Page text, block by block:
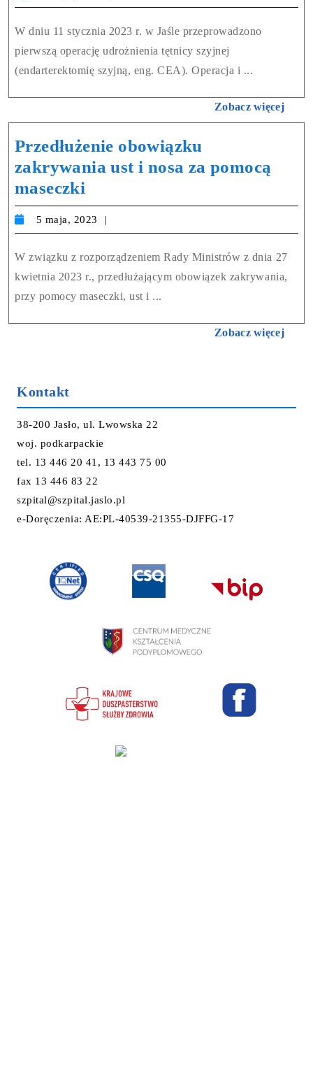
W dniu 11 stycznia 2023 r. w Jaśle przeprowadzono
pierwszą operację udrożnienia tętnicy szyjnej
(endarterektomię szyjną, eng. CEA). Operacja i ...
Zobacz więcej
Przedłużenie obowiązku
zakrywania ust i nosa za pomocą
maseczki
5 maja, 2023
W związku z rozporządzeniem Rady Ministrów z dnia 27
kwietnia 2023 r., przedłużającym obowiązek zakrywania,
przy pomocy maseczki, ust i ...
Zobacz więcej
Kontakt
38-200 Jasło, ul. Lwowska 22
woj. podkarpackie
tel. 13 446 20 41, 13 443 75 00
fax 13 446 83 22
szpital@szpital.jaslo.pl
e-Doręczenia: AE:PL-40539-21355-DJFFG-17
Projekt i wykonanie